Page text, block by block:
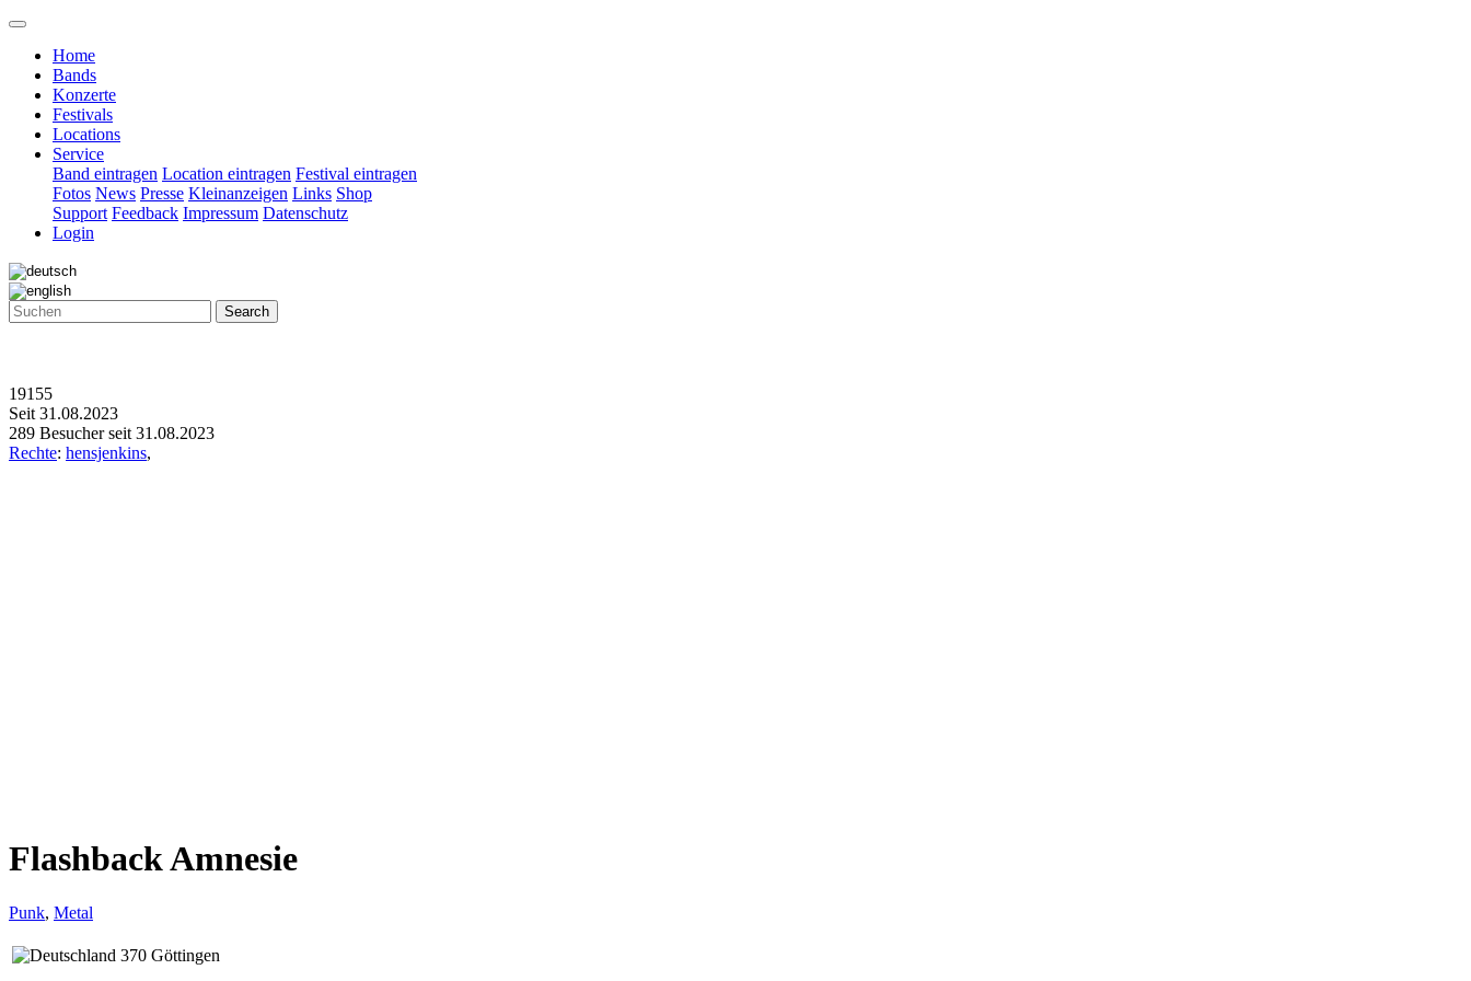
Home
Bands
Konzerte
Festivals
Locations
Service
Band eintragen Location eintragen Festival eintragen
Fotos News Presse Kleinanzeigen Links Shop
Support Feedback Impressum Datenschutz
Login
Search
19155
Seit 31.08.2023
289 Besucher seit 31.08.2023
Rechte: hensjenkins,
Flashback Amnesie
Punk, Metal
370 Göttingen